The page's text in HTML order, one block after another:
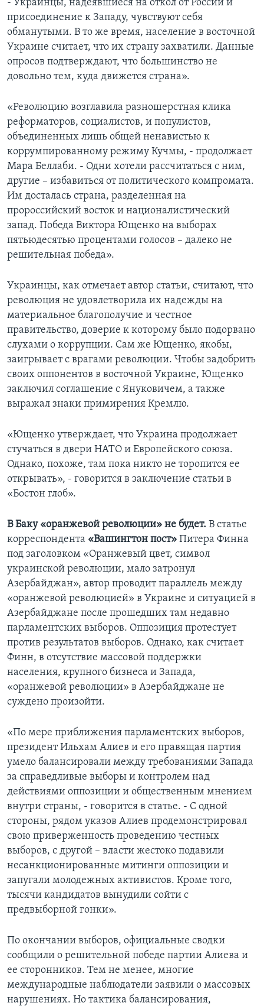
- Украинцы, надеявшиеся на откол от России и
присоединение к Западу, чувствуют себя
обманутыми. В то же время, население в восточной
Украине считает, что их страну захватили. Данные
опросов подтверждают, что большинство не
довольно тем, куда движется страна».
«Революцию возглавила разношерстная клика
реформаторов, социалистов, и популистов,
объединенных лишь общей ненавистью к
коррумпированному режиму Кучмы, - продолжает
Мара Беллаби. - Одни хотели рассчитаться с ним,
другие – избавиться от политического компромата.
Им досталась страна, разделенная на
пророссийский восток и националистический
запад. Победа Виктора Ющенко на выборах
пятьюдесятью процентами голосов – далеко не
решительная победа».
Украинцы, как отмечает автор статьи, считают, что
революция не удовлетворила их надежды на
материальное благополучие и честное
правительство, доверие к которому было подорвано
слухами о коррупции. Сам же Ющенко, якобы,
заигрывает с врагами революции. Чтобы задобрить
своих оппонентов в восточной Украине, Ющенко
заключил соглашение с Януковичем, а также
выражал знаки примирения Кремлю.
«Ющенко утверждает, что Украина продолжает
стучаться в двери НАТО и Европейского союза.
Однако, похоже, там пока никто не торопится ее
открывать», - говорится в заключение статьи в
«Бостон глоб».
В Баку «оранжевой революции» не будет. В статье
корреспондента «Вашингтон пост» Питера Финна
под заголовком «Оранжевый цвет, символ
украинской революции, мало затронул
Азербайджан», автор проводит параллель между
«оранжевой революцией» в Украине и ситуацией в
Азербайджане после прошедших там недавно
парламентских выборов. Оппозиция протестует
против результатов выборов. Однако, как считает
Финн, в отсутствие массовой поддержки
населения, крупного бизнеса и Запада,
«оранжевой революции» в Азербайджане не
суждено произойти.
«По мере приближения парламентских выборов,
президент Ильхам Алиев и его правящая партия
умело балансировали между требованиями Запада
за справедливые выборы и контролем над
действиями оппозиции и общественным мнением
внутри страны, - говорится в статье. - С одной
стороны, рядом указов Алиев продемонстрировал
свою приверженность проведению честных
выборов, с другой – власти жестоко подавили
несанкционированные митинги оппозиции и
запугали молодежных активистов. Кроме того,
тысячи кандидатов вынудили сойти с
предвыборной гонки».
По окончании выборов, официальные сводки
сообщили о решительной победе партии Алиева и
ее сторонников. Тем не менее, многие
международные наблюдатели заявили о массовых
нарушениях. Но тактика балансирования,